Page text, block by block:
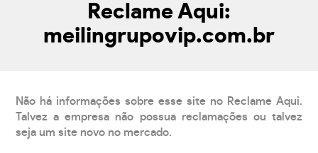
Reclame Aqui:
meilingrupovip.com.br
Não há informações sobre esse site no Reclame Aqui.
Talvez a empresa não possua reclamações ou talvez
seja um site novo no mercado.